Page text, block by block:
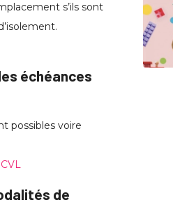
s’ils sont
échéances
possibles voire
de